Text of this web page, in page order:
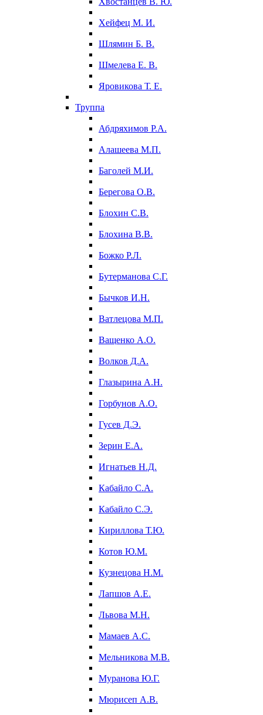
Хейфец М. И.
Шлямин Б. В.
Шмелева Е. В.
Яровикова Т. Е.
Труппа
Абдряхимов Р.А.
Алашеева М.П.
Баголей М.И.
Берегова О.В.
Блохин С.В.
Блохина В.В.
Божко Р.Л.
Бутерманова С.Г.
Бычков И.Н.
Ватлецова М.П.
Ващенко А.О.
Волков Д.А.
Глазырина А.Н.
Горбунов А.О.
Гусев Д.Э.
Зерин Е.А.
Игнатьев Н.Д.
Кабайло С.А.
Кабайло С.Э.
Кириллова Т.Ю.
Котов Ю.М.
Кузнецова Н.М.
Лапшов А.Е.
Львова М.Н.
Мамаев А.С.
Мельникова М.В.
Муранова Ю.Г.
Мюрисеп А.В.